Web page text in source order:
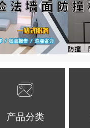
产品分类